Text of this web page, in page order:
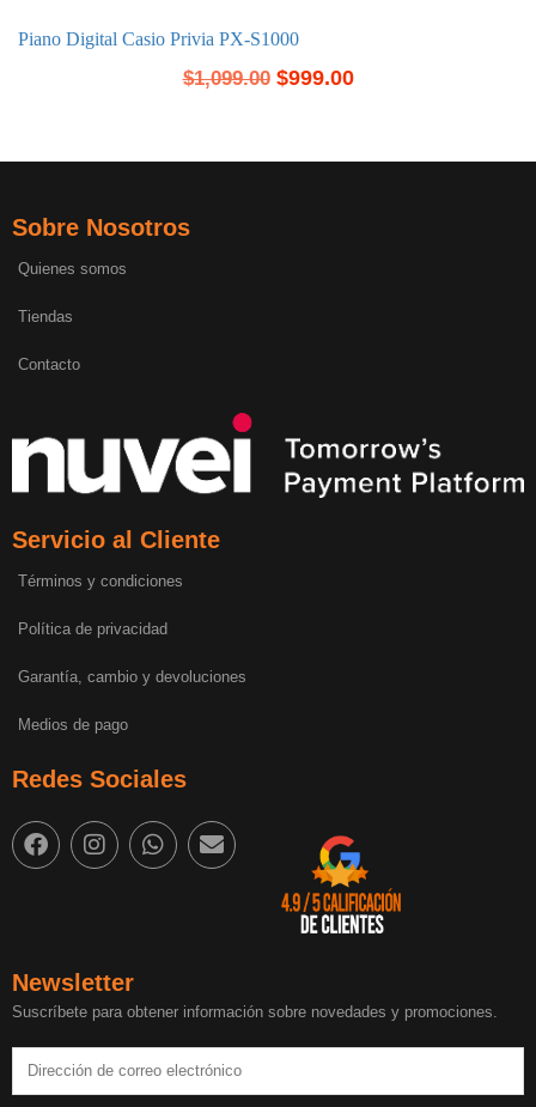
Piano Digital Casio Privia PX-S1000
$1,099.00 $999.00
Sobre Nosotros
Quienes somos
Tiendas
Contacto
Servicio al Cliente
Términos y condiciones
Política de privacidad
Garantía, cambio y devoluciones
Medios de pago
Redes Sociales
Newsletter
Suscríbete para obtener información sobre novedades y promociones.